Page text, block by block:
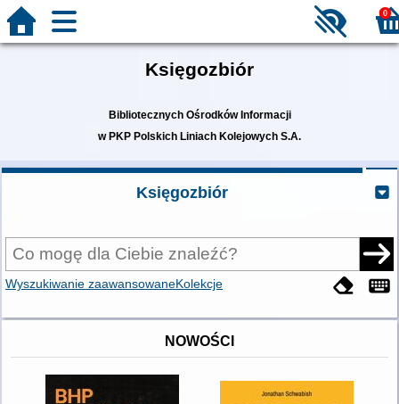
0
Księgozbiór
Bibliotecznych Ośrodków Informacji
w PKP Polskich Liniach Kolejowych S.A.
Księgozbiór
Wyszukiwanie zaawansowaneKolekcje
NOWOŚCI